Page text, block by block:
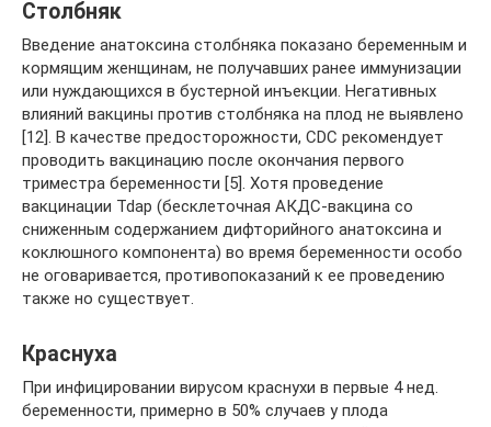
Столбняк
Введение анатоксина столбняка показано беременным и
кормящим женщинам, не получавших ранее иммунизации
или нуждающихся в бустерной инъекции. Негативных
влияний вакцины против столбняка на плод не выявлено
[12]. В качестве предосторожности, CDC рекомендует
проводить вакцинацию после окончания первого
триместра беременности [5]. Хотя проведение
вакцинации Tdap (бесклеточная АКДС-вакцина со
сниженным содержанием дифторийного анатоксина и
коклюшного компонента) во время беременности особо
не оговаривается, противопоказаний к ее проведению
также но существует.
Краснуха
При инфицировании вирусом краснухи в первые 4 нед.
беременности, примерно в 50% случаев у плода